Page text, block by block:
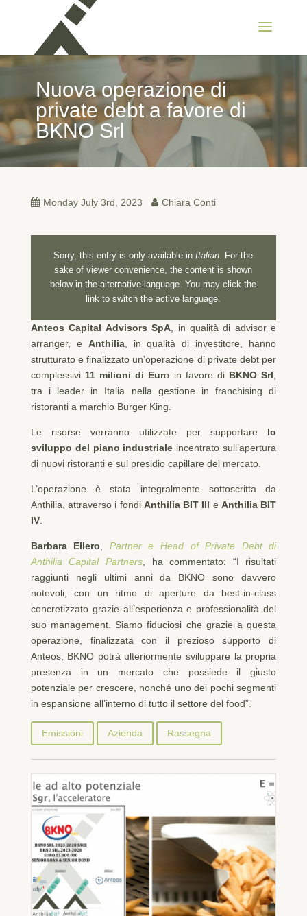
Nuova operazione di
private debt a favore di
BKNO Srl
Monday July 3rd, 2023 Chiara Conti
Sorry, this entry is only available inItalian. For the
sake of viewer convenience, the content is shown
below in the alternative language. You may click the
link to switch the active language.
Anteos Capital Advisors SpA , in qualità di advisor e
arranger, e Anthilia, in qualità di investitore, hanno
strutturato e finalizzato un’operazione di private debt per
complessivi 11 milioni di Euro in favore di BKNO Srl
tra i leader in Italia nella gestione in franchising di
ristoranti a marchio Burger King.
Le risorse verranno utilizzate per supportare lo
sviluppo del piano industriale incentrato sull’apertura
di nuovi ristoranti e sul presidio capillare del mercato.
L’operazione è stata integralmente sottoscritta da
Anthilia, attraverso i fondi Anthilia BIT III e Anthilia BIT
IV.
Barbara Ellero
Partner e Head of Private Debt di
Anthilia Capital Partners, ha commentato: “I risultati
raggiunti negli ultimi anni da BKNO sono davvero
notevoli, con un ritmo di aperture da best-in-class
concretizzato grazie all’esperienza e professionalità del
suo management. Siamo fiduciosi che grazie a questa
operazione, finalizzata con il prezioso supporto di
Anteos, BKNO potrà ulteriormente sviluppare la propria
presenza in un mercato che possiede il giusto
potenziale per crescere, nonché uno dei pochi segmenti
in espansione all’interno di tutto il settore del food”.
Emissioni Azienda Rassegna